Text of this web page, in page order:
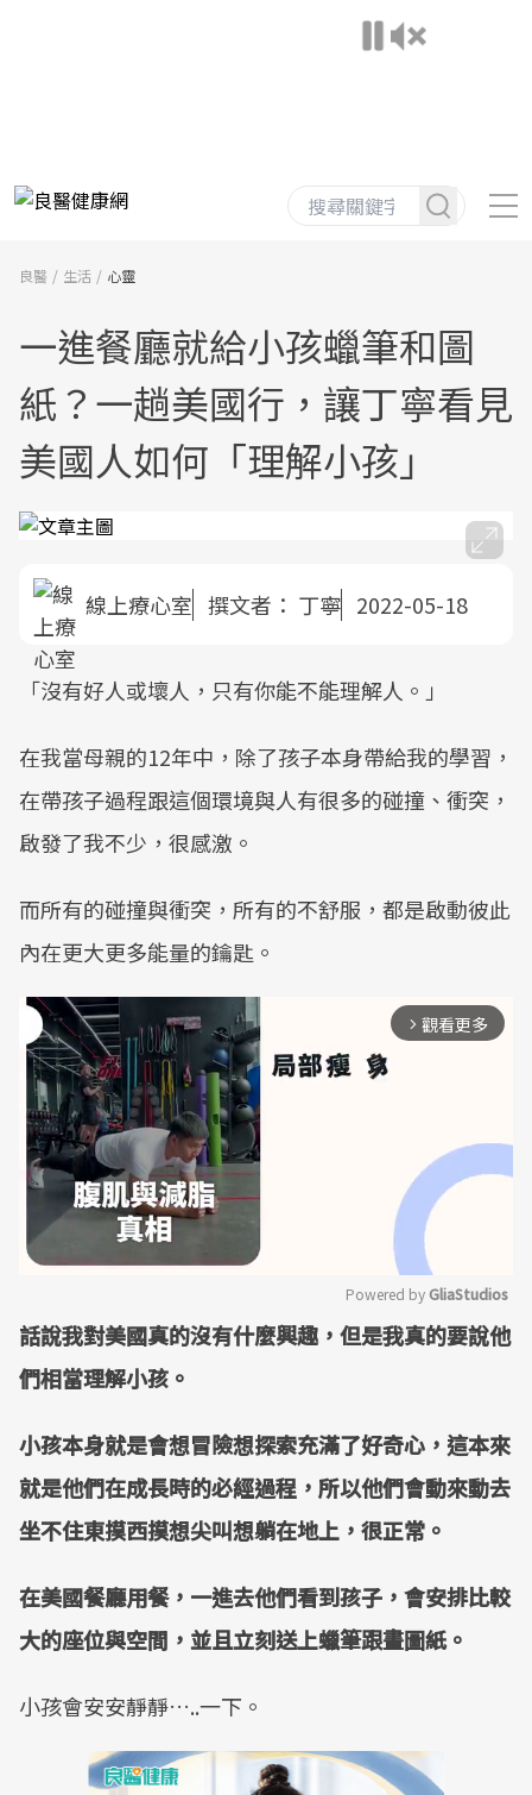
良醫 生活 心靈
一進餐廳就給小孩蠟筆和圖
紙？一趟美國行，讓丁寧看見
美國人如何「理解小孩」
線上療心室 撰文者： 丁寧 2022-05-18
「沒有好人或壞人，只有你能不能理解人。」
在我當母親的12年中，除了孩子本身帶給我的學習，
在帶孩子過程跟這個環境與人有很多的碰撞、衝突，
啟發了我不少，很感激。
而所有的碰撞與衝突，所有的不舒服，都是啟動彼此
內在更大更多能量的鑰匙。
arrow_forward_ios 觀看更多
Mute
Powered by GliaStudios
話說我對美國真的沒有什麼興趣，但是我真的要說他
們相當理解小孩。
小孩本身就是會想冒險想探索充滿了好奇心，這本來
就是他們在成長時的必經過程，所以他們會動來動去
坐不住東摸西摸想尖叫想躺在地上，很正常。
在美國餐廳用餐，一進去他們看到孩子，會安排比較
大的座位與空間，並且立刻送上蠟筆跟畫圖紙。
小孩會安安靜靜…..一下。